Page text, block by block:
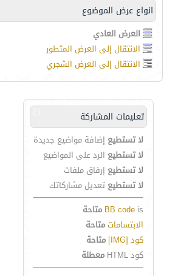
انواع عرض الموضوع
العرض العادي
الانتقال إلى العرض المتطور
الانتقال إلى العرض الشجري
تعليمات المشاركة
لا تستطيع إضافة مواضيع جديدة
لا تستطيع الرد على المواضيع
لا تستطيع إرفاق ملفات
لا تستطيع تعديل مشاركاتك
BB code is
متاحة
الابتساماتمتاحة
كود [IMG]
متاحة
كود HTML
معطلة